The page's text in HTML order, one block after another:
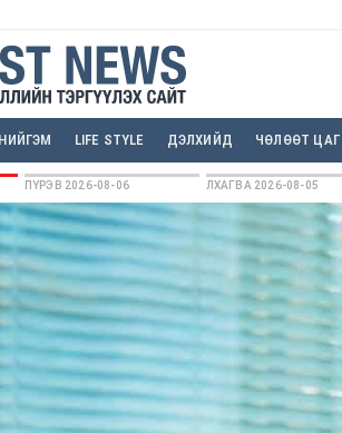
НИЙГЭМ LIFE STYLE ДЭЛХИЙД ЧӨЛӨӨТ ЦАГ
ПҮРЭВ 2026-08-06 ЛХАГВА 2026-08-05